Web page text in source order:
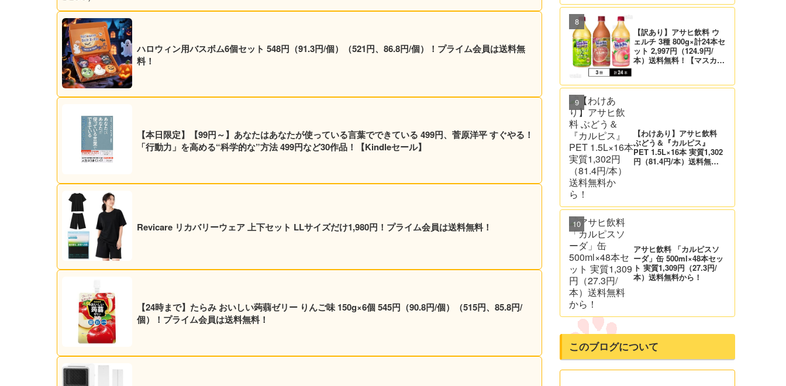
ハロウィン用バスボム6個セット 548円（91.3円/個）（521円、86.8円/個）！プライム会員は送料無
料！
【本日限定】【99円～】あなたはあなたが使っている言葉でできている 499円、菅原洋平 すぐやる！
「行動力」を高める“科学的な”方法 499円など30作品！【Kindleセール】
Revicare リカバリーウェア 上下セット LLサイズだけ1,980円！プライム会員は送料無料！
【24時まで】たらみ おいしい蒟蒻ゼリー りんご味 150g×6個 545円（90.8円/個）（515円、85.8円/
個）！プライム会員は送料無料！
料！
【訳あり】アサヒ飲料 ウ
ェルチ 3種 800g×計24本セ
ット 2,997円（124.9円/
本）送料無料！【マスカッ
【わけあり】アサヒ飲料
ぶどう＆『カルピス』
PET 1.5L×16本 実質1,302
円（81.4円/本）送料無料
アサヒ飲料 「カルピスソ
ーダ」缶 500ml×48本セッ
ト 実質1,309円（27.3円/
本）送料無料から！
このブログについて